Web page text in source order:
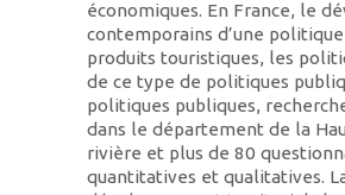
économiques. En France, le
contemporains d’une
produits touristiques, les
de ce type de politiques
politiques publiques,
dans le département de la
rivière et plus de 80
quantitatives et qualitatives.